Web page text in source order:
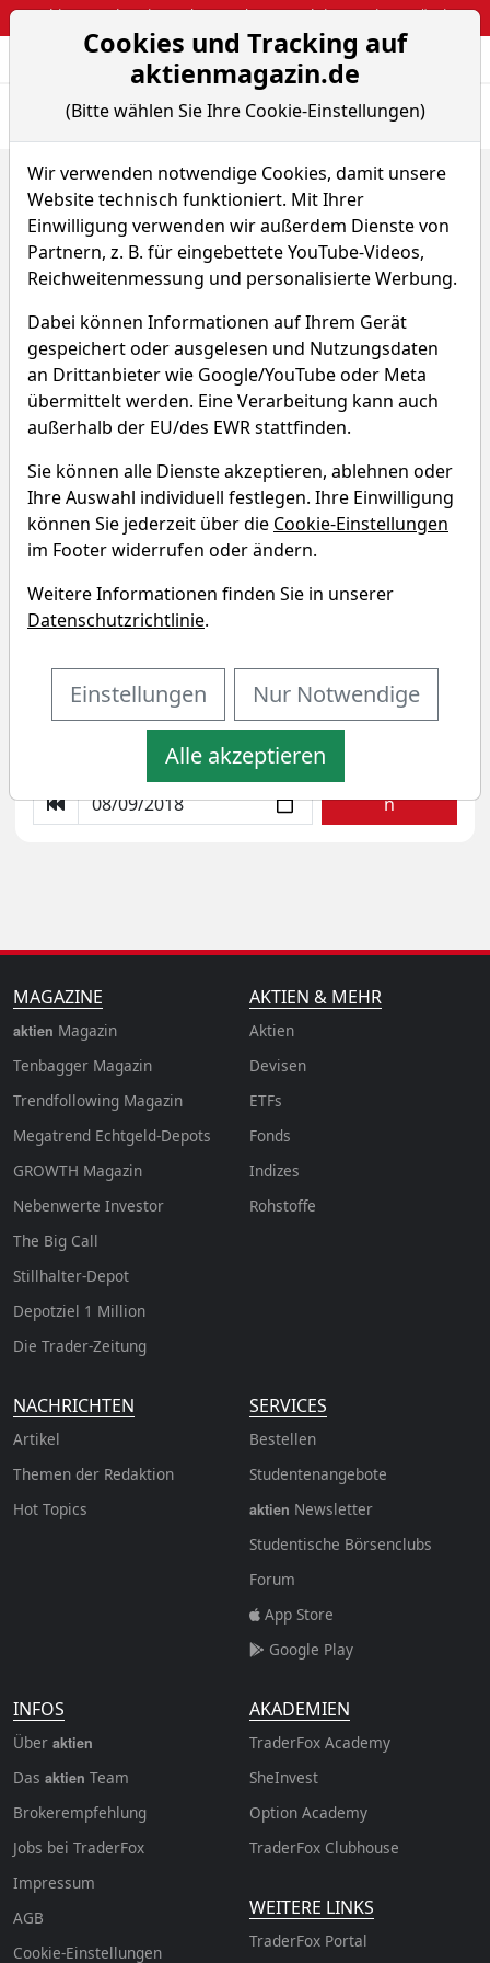
Webinar: So kassierst du trotzdem attraktive Optionsprämien
Aktien- und
Home
ETFs
Amundi Multi-Asset Portfolio Offensive UCITS ETF -...
Sparplan-Simulator
Amundi Multi-Asset Portfolio
Offensive UCITS ETF - EUR
(Dist)
WKN ETF703 ISIN DE000ETF7037
Offensive UCITS ETF - EUR (Dist)
Sparplan-Simulator
Startkapital monatlicher Sparbetrag
Startdatum wählen
Aktualisiere
n
MAGAZINE
aktien Magazin
Tenbagger Magazin
Trendfollowing Magazin
Megatrend Echtgeld-Depots
GROWTH Magazin
Nebenwerte Investor
The Big Call
Stillhalter-Depot
Depotziel 1 Million
Die Trader-Zeitung
AKTIEN & MEHR
Aktien
Devisen
ETFs
Fonds
Indizes
Rohstoffe
NACHRICHTEN
Artikel
Themen der Redaktion
Hot Topics
SERVICES
Bestellen
Studentenangebote
aktien Newsletter
Studentische Börsenclubs
Forum
App Store
Google Play
INFOS
Über aktien
Das aktien Team
Brokerempfehlung
Jobs bei TraderFox
Impressum
AGB
Cookie-Einstellungen
AKADEMIEN
TraderFox Academy
SheInvest
Option Academy
TraderFox Clubhouse
WEITERE LINKS
TraderFox Portal
Cookies und Tracking auf
aktienmagazin.de
(Bitte wählen Sie Ihre Cookie-Einstellungen)
Wir verwenden notwendige Cookies, damit unsere
Website technisch funktioniert. Mit Ihrer
Einwilligung verwenden wir außerdem Dienste von
Partnern, z. B. für eingebettete YouTube-Videos,
Reichweitenmessung und personalisierte Werbung.
Dabei können Informationen auf Ihrem Gerät
gespeichert oder ausgelesen und Nutzungsdaten
an Drittanbieter wie Google/YouTube oder Meta
übermittelt werden. Eine Verarbeitung kann auch
außerhalb der EU/des EWR stattfinden.
Sie können alle Dienste akzeptieren, ablehnen oder
Ihre Auswahl individuell festlegen. Ihre Einwilligung
können Sie jederzeit über die Cookie-Einstellungen
im Footer widerrufen oder ändern.
Weitere Informationen finden Sie in unserer
Datenschutzrichtlinie.
Einstellungen Nur Notwendige
Alle akzeptieren